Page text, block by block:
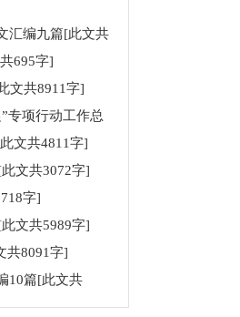
汇编九篇[此文共
695字]
文共8911字]
专项行动工作总
文共4811字]
文共3072字]
字]
文共5989字]
共8091字]
10篇[此文共